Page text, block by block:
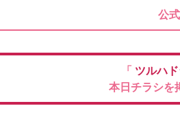
公
「 ツルハ
本日チラシを